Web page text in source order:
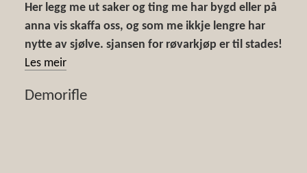
Her legg me ut saker og ting me har bygd eller på
anna vis skaffa oss, og som me ikkje lengre har
nytte av sjølve. sjansen for røvarkjøp er til stades!
Les meir
Demorifle